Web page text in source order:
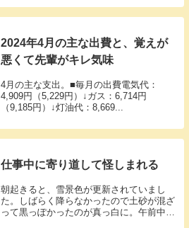
2024年4月の主な出費と、覚えが
悪くて先輩がキレ気味
4月の主な支出。■毎月の出費電気代：
4,909円（5,229円）↓ガス：6,714円
（9,185円）↓灯油代：8,669...
仕事中に寄り道して怪しまれる
朝起きると、雪景色が更新されていまし
た。しばらく降らなかったので土砂が混ざ
って黒っぽかったのが真っ白に。午前中は